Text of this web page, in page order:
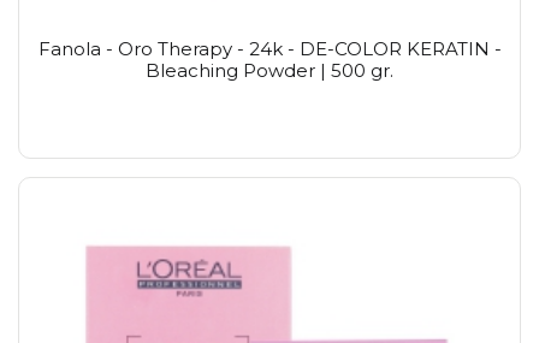
Fanola - Oro Therapy - 24k - DE-COLOR KERATIN -
Bleaching Powder | 500 gr.